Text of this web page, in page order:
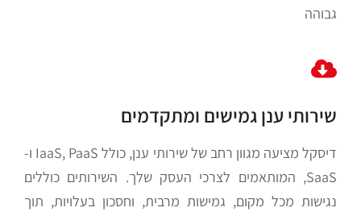
גבוהה
שירותי ענן גמישים ומתקדמים
דיסקל מציעה מגוון רחב של שירותי ענן, כולל IaaS, PaaS ו-
SaaS, המותאמים לצרכי העסק שלך. השירותים כוללים
נגישות מכל מקום, גמישות מרבית, וחסכון בעלויות, תוך